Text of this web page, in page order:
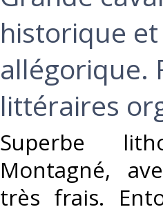
historique et
allégorique.
littéraires
‎Superbe
Montagné,
très frais.